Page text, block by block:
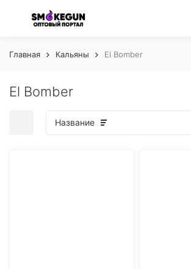
Главная Кальяны El Bomber
El Bomber
Название